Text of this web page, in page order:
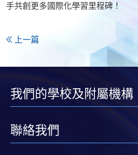
手共創更多國際化學習里程碑！
上一篇
我們的學校及附屬機構
聯絡我們